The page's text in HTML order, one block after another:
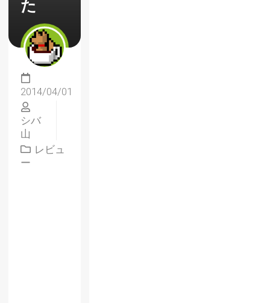
た
2014/04/01
シバ
山
レビュ
ー